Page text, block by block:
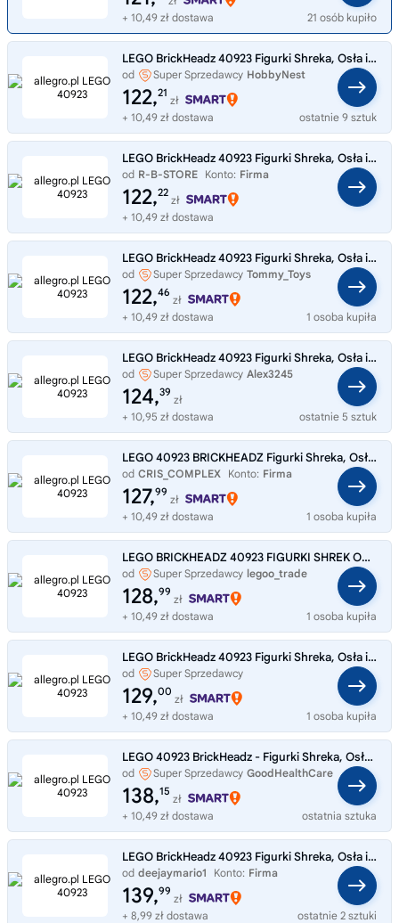
+ 10,49 zł dostawa
21 osób kupiło
LEGO BrickHeadz 40923 Figurki Shreka, Osła i Ciastka
od Super Sprzedawcy HobbyNest
122,21
zł
+ 10,49 zł dostawa
ostatnie 9 sztuk
LEGO BrickHeadz 40923 Figurki Shreka, Osła i Ciastka
od R-B-STORE Konto: Firma
122,22
zł
+ 10,49 zł dostawa
LEGO BrickHeadz 40923 Figurki Shreka, Osła i Ciastka
od Super Sprzedawcy Tommy_Toys
122,46
zł
+ 10,49 zł dostawa
1 osoba kupiła
LEGO BrickHeadz 40923 Figurki Shreka, Osła i Ciastka
od Super Sprzedawcy Alex3245
124,39
zł
+ 10,95 zł dostawa
ostatnie 5 sztuk
LEGO 40923 BRICKHEADZ Figurki Shreka, Osła i Ciastka Shrek Na prezent
od CRIS_COMPLEX Konto: Firma
127,99
zł
+ 10,49 zł dostawa
1 osoba kupiła
LEGO BRICKHEADZ 40923 FIGURKI SHREK OSIOŁ I CIASTEK KLOCKI
od Super Sprzedawcy legoo_trade
128,99
zł
+ 10,49 zł dostawa
1 osoba kupiła
LEGO BrickHeadz 40923 Figurki Shreka, Osła i Ciastka
od
Super Sprzedawcy
Zabawkowyswiat9
129,00
zł
+ 10,49 zł dostawa
1 osoba kupiła
LEGO 40923 BrickHeadz - Figurki Shreka, Osła i Ciastka NOWE oryginalne
od Super Sprzedawcy GoodHealthCare
138,15
zł
+ 10,49 zł dostawa
ostatnia sztuka
LEGO BrickHeadz 40923 Figurki Shreka, Osła i Ciastka
od deejaymario1 Konto: Firma
139,99
zł
+ 8,99 zł dostawa
ostatnie 2 sztuki